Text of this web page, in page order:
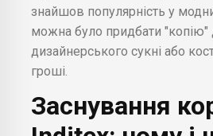
знайшов популярність у
можна було придбати "копію"
дизайнерського сукні або
гроші.
Заснування